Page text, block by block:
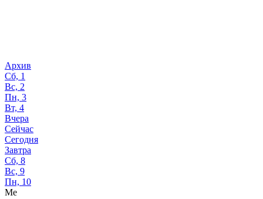
Архив
Сб, 1
Вс, 2
Пн, 3
Вт, 4
Вчера
Сейчас
Сегодня
Завтра
Сб, 8
Вс, 9
Пн, 10
Me